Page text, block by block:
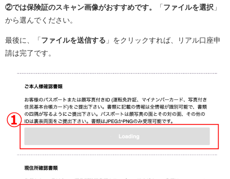
②では保険証のスキャン画像がおすすめです。 「 ファイルを選択 」
から選んでください。
最後に、「 ファイルを送信する 」をクリックすれば、リアル口座申
請は完了です。